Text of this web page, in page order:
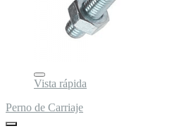
Vista rápida
Perno de Carriaje